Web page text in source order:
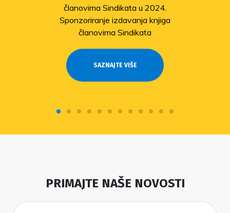
članovima Sindikata u 2024.
Sponzoriranje izdavanja knjiga
članovima Sindikata
SAZNAJTE VIŠE
PRIMAJTE NAŠE NOVOSTI